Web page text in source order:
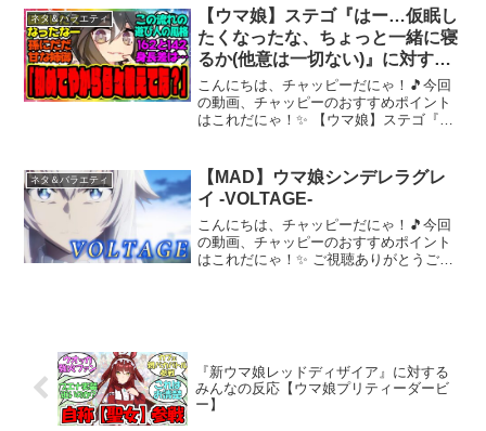
るみんなの反応集 まとめ ウマ娘プリティ
ーダービー レイ...
ネタ＆バラエティ
【ウマ娘】ステゴ『はー…仮眠し
たくなったな、ちょっと一緒に寝
るか(他意は一切ない)』に対する
みんなの反応集 まとめ ウマ娘プ
リティーダービー レイミン ステ
イゴールド
こんにちは、チャッピーだにゃ！🎵今回
の動画、チャッピーのおすすめポイント
はこれだにゃ！✨ 【ウマ娘】ステゴ『は
ビー レイミン ステイゴールド ラッキー
ライラックステ...
ネタ＆バラエティ
【MAD】ウマ娘シンデレラグレ
イ -VOLTAGE-
こんにちは、チャッピーだにゃ！🎵今回
の動画、チャッピーのおすすめポイント
はこれだにゃ！✨ ご視聴ありがとうござ
『新ウマ娘レッドディザイア』に対する
みんなの反応【ウマ娘プリティーダービ
ー】